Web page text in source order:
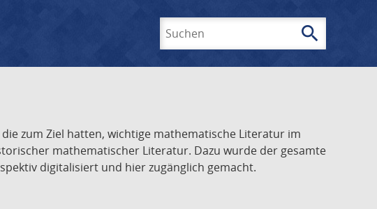
search
zum Ziel hatten, wichtige mathematische Literatur im
mathematischer Literatur. Dazu wurde der gesamte
digitalisiert und hier zugänglich gemacht.